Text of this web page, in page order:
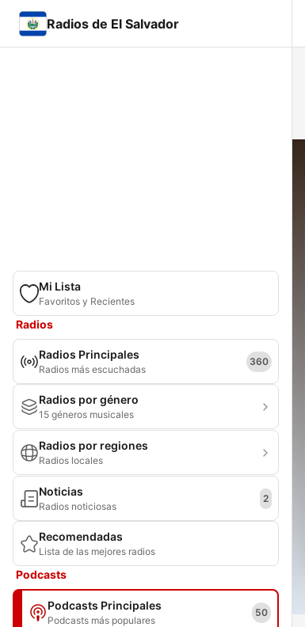
Radios de El Salvador
Mi Lista
Favoritos y Recientes
Radios
Radios Principales
Radios más escuchadas
360
Radios por género
15 géneros musicales
Radios por regiones
Radios locales
Noticias
Radios noticiosas
2
Recomendadas
Lista de las mejores radios
Podcasts
Podcasts Principales
Podcasts más populares
50